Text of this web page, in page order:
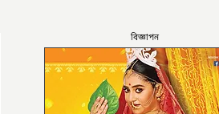
বিজ্ঞাপন